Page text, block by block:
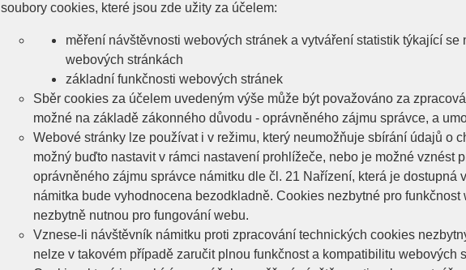
soubory cookies, které jsou zde užity za účelem:
měření návštěvnosti webových stránek a vytváření statistik týkající
webových stránkách
základní funkčnosti webových stránek
Sběr cookies za účelem uvedeným výše může být považováno za
možné na základě zákonného důvodu - oprávněného zájmu správce, a
Webové stránky lze používat i v režimu, který neumožňuje sbírání údajů o
možný buďto nastavit v rámci nastavení prohlížeče, nebo je možné vznést
oprávněného zájmu správce námitku dle čl. 21 Nařízení, která je dostupná
námitka bude vyhodnocena bezodkladně. Cookies nezbytné pro
nezbytně nutnou pro fungování webu.
Vznese-li návštěvník námitku proti zpracování technických cookies
nelze v takovém případě zaručit plnou funkčnost a kompatibilitu webových